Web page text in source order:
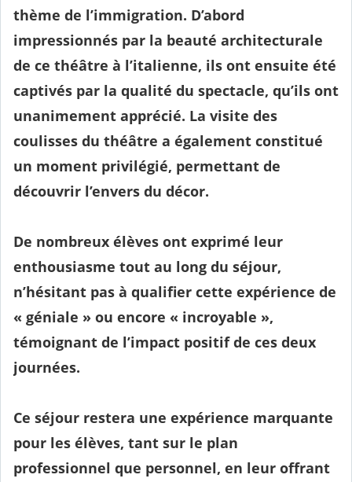
thème de l’immigration. D’abord
impressionnés par la beauté architecturale
de ce théâtre à l’italienne, ils ont ensuite été
captivés par la qualité du spectacle, qu’ils ont
unanimement apprécié. La visite des
coulisses du théâtre a également constitué
un moment privilégié, permettant de
découvrir l’envers du décor.
De nombreux élèves ont exprimé leur
enthousiasme tout au long du séjour,
n’hésitant pas à qualifier cette expérience de
« géniale » ou encore « incroyable »,
témoignant de l’impact positif de ces deux
journées.
Ce séjour restera une expérience marquante
pour les élèves, tant sur le plan
professionnel que personnel, en leur offrant